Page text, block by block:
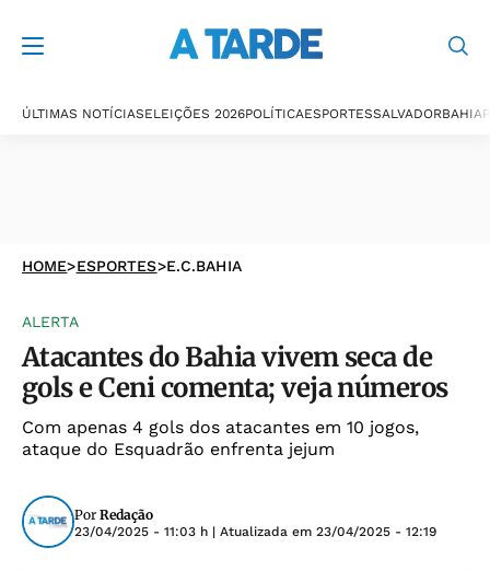
ÚLTIMAS NOTÍCIASELEIÇÕES 2026POLÍTICAESPORTESSALVADORBAHIA
HOME>ESPORTES>E.C.BAHIA
ALERTA
Atacantes do Bahia vivem seca de
gols e Ceni comenta; veja números
Com apenas 4 gols dos atacantes em 10 jogos,
ataque do Esquadrão enfrenta jejum
Por Redação
23/04/2025 - 11:03 h | Atualizada em 23/04/2025 - 12:19